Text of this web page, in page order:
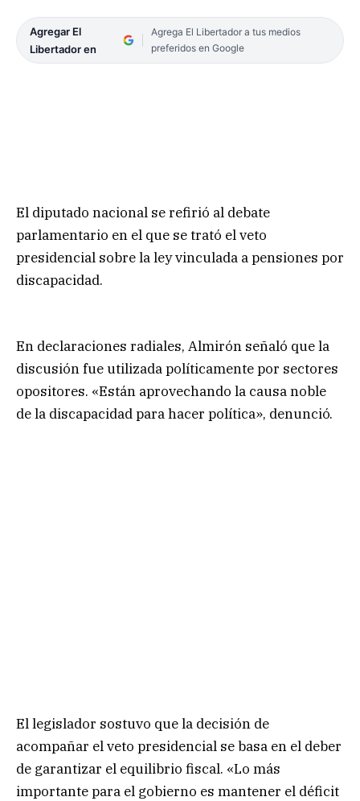
Agregar El
Libertador en
Agrega El Libertador a tus medios
preferidos en Google
El diputado nacional se refirió al debate
parlamentario en el que se trató el veto
presidencial sobre la ley vinculada a pensiones por
discapacidad.
En declaraciones radiales, Almirón señaló que la
discusión fue utilizada políticamente por sectores
opositores. «Están aprovechando la causa noble
de la discapacidad para hacer política», denunció.
El legislador sostuvo que la decisión de
acompañar el veto presidencial se basa en el deber
de garantizar el equilibrio fiscal. «Lo más
importante para el gobierno es mantener el déficit